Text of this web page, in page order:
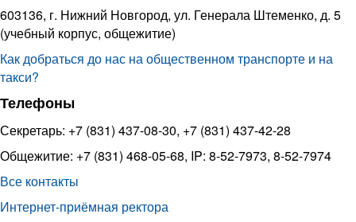
603136, г. Нижний Новгород, ул. Генерала Штеменко, д. 5
(учебный корпус, общежитие)
Как добраться до нас на общественном транспорте и на
такси?
Телефоны
Секретарь: +7 (831) 437-08-30, +7 (831) 437-42-28
Общежитие: +7 (831) 468-05-68, IP: 8-52-7973, 8-52-7974
Все контакты
Интернет-приёмная ректора